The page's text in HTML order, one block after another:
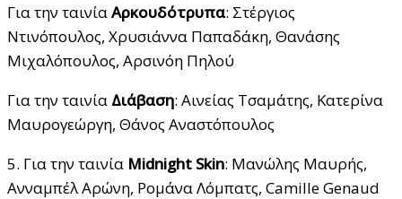
Για την ταινίαΑρκουδότρυπα: Στέργιος
Ντινόπουλος, Χρυσιάννα Παπαδάκη, Θανάσης
Μιχαλόπουλος, Αρσινόη Πηλού
Για την ταινία Διάβαση: Αινείας Τσαμάτης, Κατερίνα
Μαυρογεώργη, Θάνος Αναστόπουλος
5. Για την ταινία Midnight Skin: Μανώλης Μαυρής,
Ανναμπέλ Αρώνη, Ρομάνα Λόμπατς, Camille Genaud